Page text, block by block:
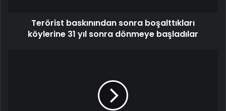
Terörist baskınından sonra boşalttıkları
köylerine 31 yıl sonra dönmeye başladılar